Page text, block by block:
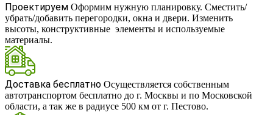
Проектируем Оформим нужную планировку. Сместить/
убрать/добавить перегородки, окна и двери. Изменить
высоты, конструктивные элементы и используемые
материалы.
Доставка бесплатно Осуществляется собственным
автотранспортом бесплатно до г. Москвы и по Московской
области, а так же в радиусе 500 км от г. Пестово.